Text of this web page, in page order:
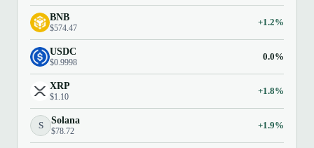
BNB
$574.47
+1.2%
USDC
$0.9998
0.0%
XRP
$1.10
+1.8%
S Solana
$78.72
+1.9%